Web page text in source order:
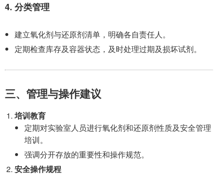
4. 分类管理
建立氧化剂与还原剂清单，明确各自责任人。
定期检查库存及容器状态，及时处理过期及损坏试剂。
三、管理与操作建议
培训教育
定期对实验室人员进行氧化剂和还原剂性质及安全管理
培训。
强调分开存放的重要性和操作规范。
安全操作规程